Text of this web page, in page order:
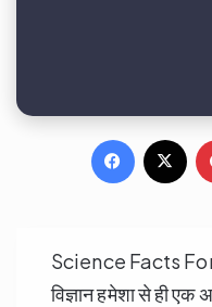
Science Facts
विज्ञान हमेशा से ही एक